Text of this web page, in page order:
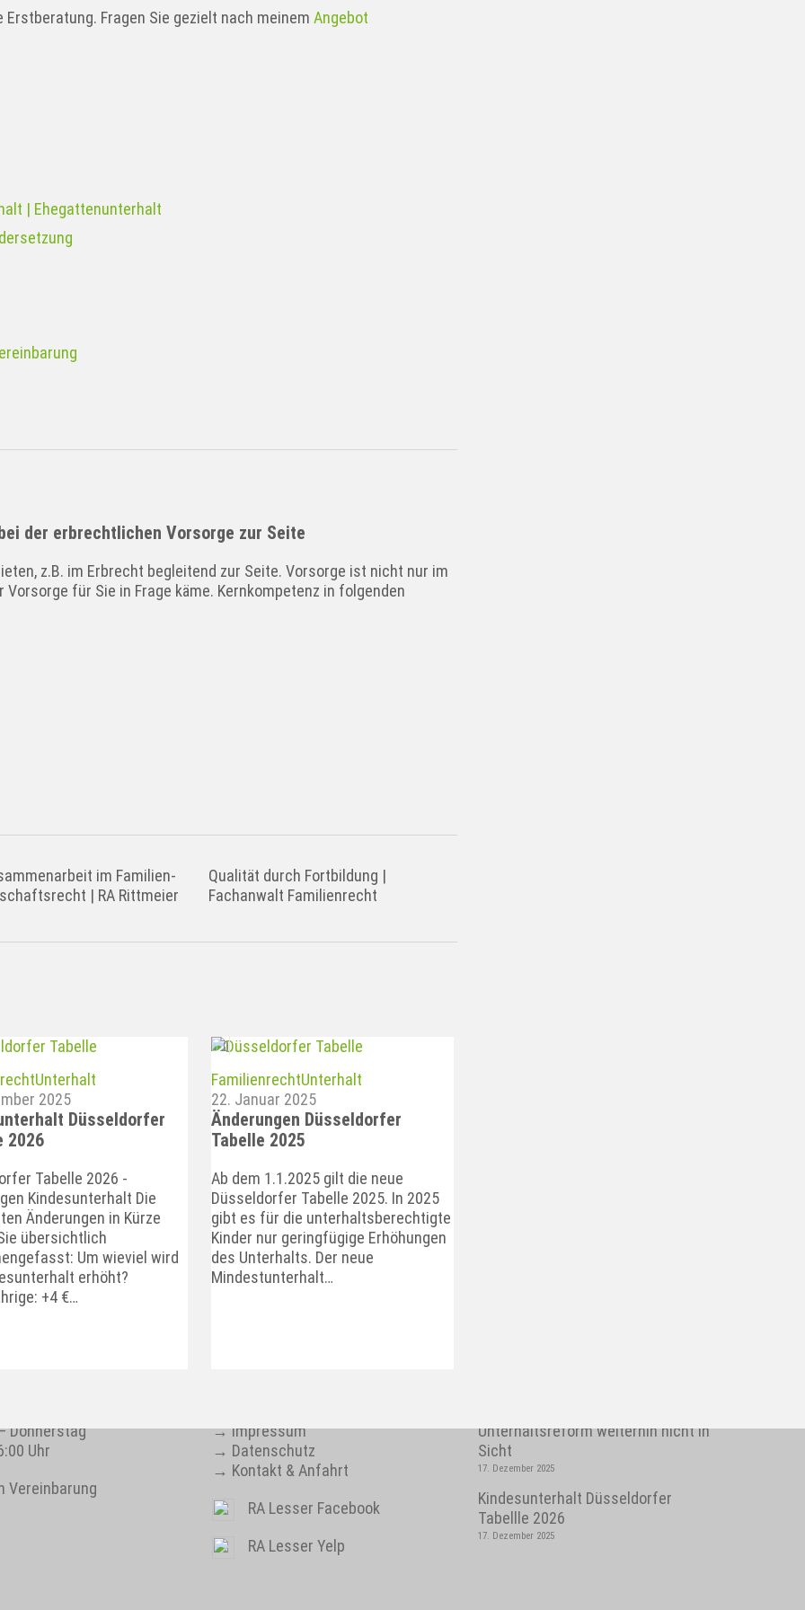
Fragen Sie gezielt nach meinemAngebot
| Ehegattenunterhalt
der erbrechtlichen Vorsorge zur Seite
z.B. im Erbrecht begleitend zur Seite. Vorsorge ist nicht nur im
für Sie in Frage käme. Kernkompetenz in folgenden
im Familien-
| RA Rittmeier
Qualität durch Fortbildung |
Fachanwalt Familienrecht
Unterhalt
2025
Düsseldorfer
2026
Tabelle 2026 -
Kindesunterhalt Die
Änderungen in Kürze
übersichtlich
Um wieviel wird
erhöht?
+4 €…
FamilienrechtUnterhalt
22. Januar 2025
Änderungen Düsseldorfer
Tabelle 2025
Ab dem 1.1.2025 gilt die neue
Düsseldorfer Tabelle 2025. In 2025
gibt es für die unterhaltsberechtigte
Kinder nur geringfügige Erhöhungen
des Unterhalts. Der neue
Mindestunterhalt…
0
Donnerstag
Uhr
Vereinbarung
→Impressum
→ Datenschutz
→ Kontakt & Anfahrt
RA Lesser Facebook
RA Lesser Yelp
Unterhaltsreform weiterhin nicht in
Sicht
17. Dezember 2025
Kindesunterhalt Düsseldorfer
Tabellle 2026
17. Dezember 2025